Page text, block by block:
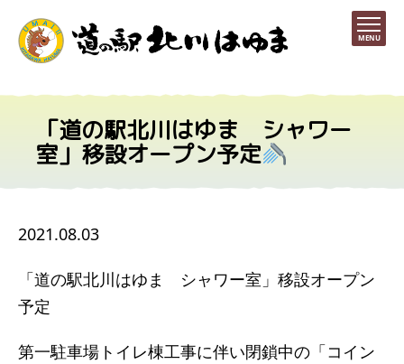
MENU
「道の駅北川はゆま シャワー
室」移設オープン予定
2021.08.03
「道の駅北川はゆま シャワー室」移設オープン
予定
第一駐車場トイレ棟工事に伴い閉鎖中の「コイン